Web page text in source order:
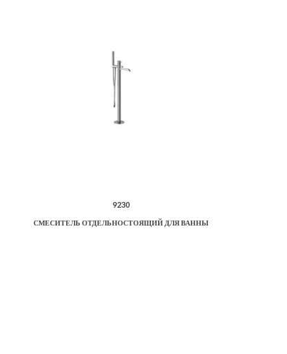
9230
СМЕСИТЕЛЬ ОТДЕЛЬНОСТОЯЩИЙ ДЛЯ ВАННЫ